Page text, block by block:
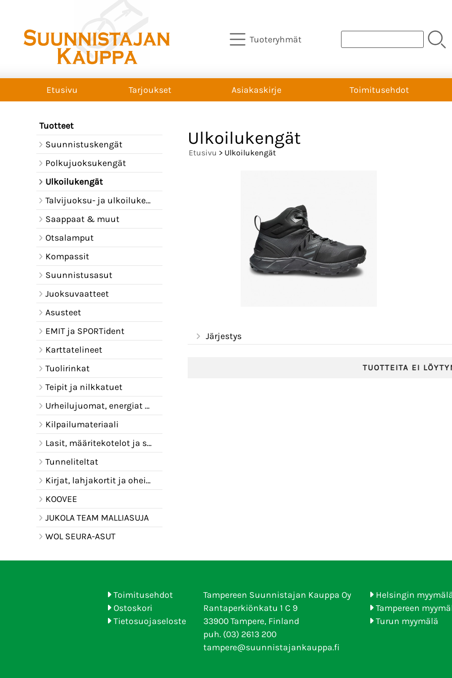
Tuoteryhmät
Etusivu Tarjoukset Asiakaskirje Toimitusehdot
Tuotteet
Suunnistuskengät
Polkujuoksukengät
Ulkoilukengät
Talvijuoksu- ja ulkoilukengät
Saappaat & muut
Otsalamput
Kompassit
Suunnistusasut
Juoksuvaatteet
Asusteet
EMIT ja SPORTident
Karttatelineet
Tuolirinkat
Teipit ja nilkkatuet
Urheilujuomat, energiat ja juomavyöt
Kilpailumateriaali
Lasit, määritekotelot ja sadelipat
Tunneliteltat
Kirjat, lahjakortit ja oheistuotteet
KOOVEE
JUKOLA TEAM MALLIASUJA
WOL SEURA-ASUT
Ulkoilukengät
Etusivu > Ulkoilukengät
Järjestys
TUOTTEITA EI
Toimitusehdot
Ostoskori
Tietosuojaseloste
Tampereen Suunnistajan Kauppa Oy
Rantaperkiönkatu 1 C 9
33900 Tampere, Finland
puh. (03) 2613 200
tampere@suunnistajankauppa.fi
Helsingin
Tampereen
Turun myymälä